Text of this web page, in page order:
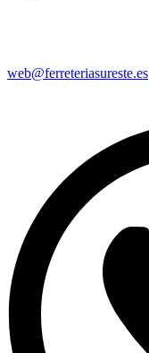
web@ferreteriasureste.es